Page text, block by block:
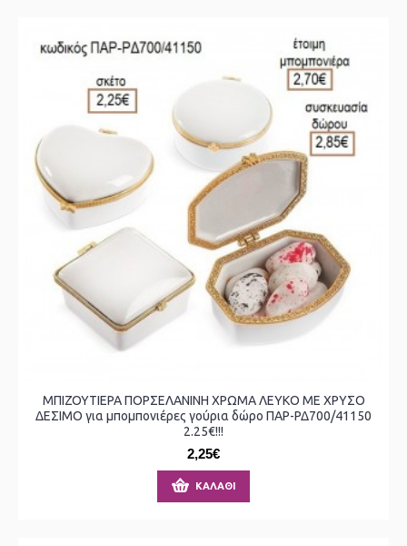
ΜΠΙΖΟΥΤΙΕΡΑ ΠΟΡΣΕΛΑΝΙΝΗ ΧΡΩΜΑ ΛΕΥΚΟ ΜΕ ΧΡΥΣΟ
ΔΕΣΙΜΟ για μπομπονιέρες γούρια δώρο ΠΑΡ-ΡΔ700/41150
2.25€!!!
2,25€
ΚΑΛΆΘΙ